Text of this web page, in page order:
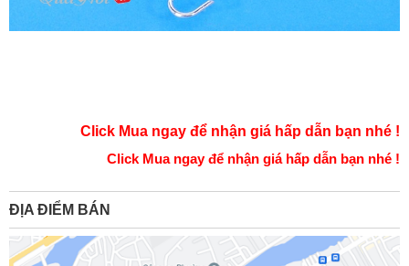
Click Mua ngay để nhận giá hấp dẫn bạn nhé !
Click Mua ngay để nhận giá hấp dẫn bạn nhé !
ĐỊA ĐIỂM BÁN